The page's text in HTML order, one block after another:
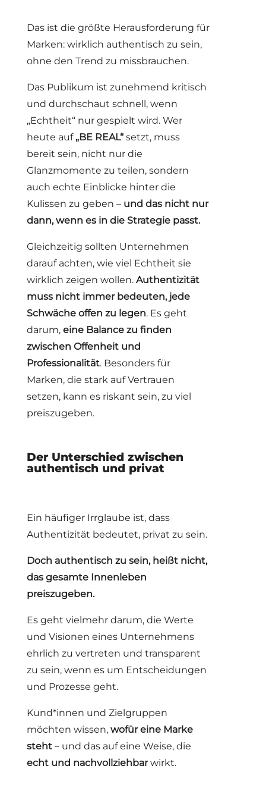
Das ist die größte Herausforderung für
Marken: wirklich authentisch zu sein,
ohne den Trend zu missbrauchen.
Das Publikum ist zunehmend kritisch
und durchschaut schnell, wenn
„Echtheit“ nur gespielt wird. Wer
heute auf „BE REAL“setzt, muss
bereit sein, nicht nur die
Glanzmomente zu teilen, sondern
auch echte Einblicke hinter die
Kulissen zu geben – und das nicht nur
dann, wenn es in die Strategie passt.
Gleichzeitig sollten Unternehmen
darauf achten, wie viel Echtheit sie
wirklich zeigen wollen. Authentizität
muss nicht immer bedeuten, jede
Schwäche offen zu legen. Es geht
darum, eine Balance zu finden
zwischen Offenheit und
Professionalität. Besonders für
Marken, die stark auf Vertrauen
setzen, kann es riskant sein, zu viel
preiszugeben.
Der Unterschied zwischen
authentisch und privat
Ein häufiger Irrglaube ist, dass
Authentizität bedeutet, privat zu sein.
Doch authentisch zu sein, heißt nicht,
das gesamte Innenleben
preiszugeben.
Es geht vielmehr darum, die Werte
und Visionen eines Unternehmens
ehrlich zu vertreten und transparent
zu sein, wenn es um Entscheidungen
und Prozesse geht.
Kund*innen und Zielgruppen
möchten wissen, wofür eine Marke
steht– und das auf eine Weise, die
echt und nachvollziehbarwirkt.